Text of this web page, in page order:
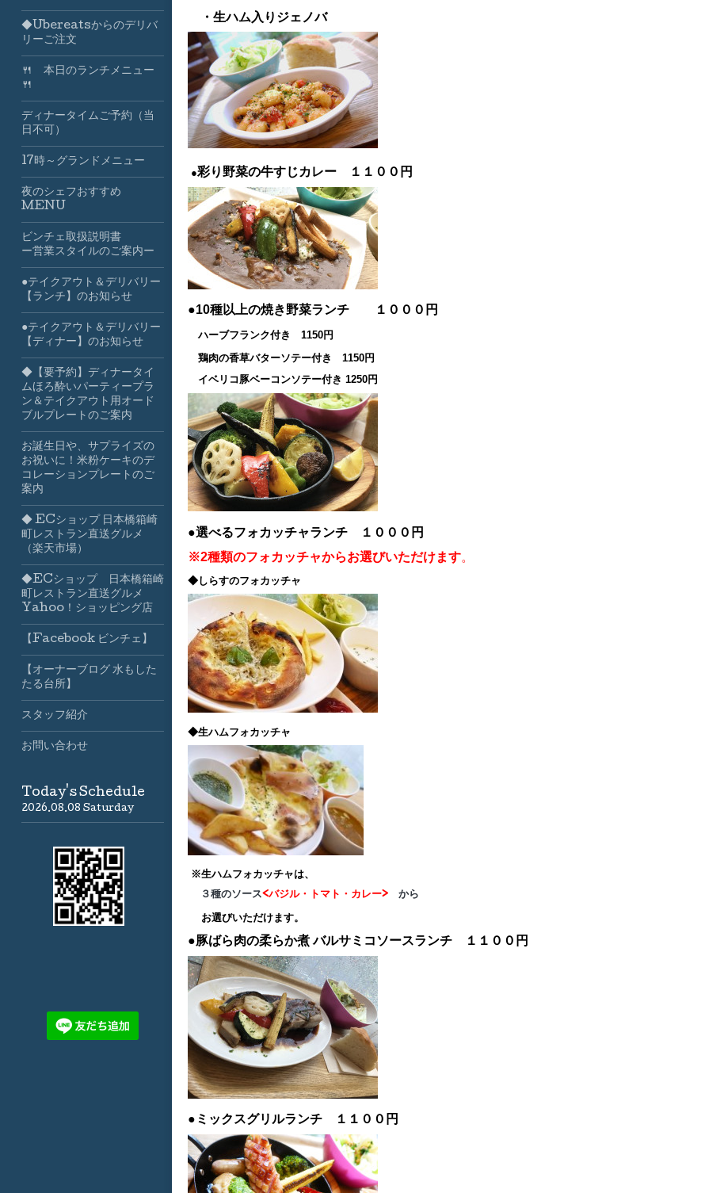
・生ハム入りジェノバ
●彩り野菜の牛すじカレー １１００円
●10種以上の焼き野菜ランチ １０００円
ハーブフランク付き 1150円
鶏肉の香草バターソテー付き 1150円
イベリコ豚ベーコンソテー付き 1250円
●選べるフォカッチャランチ １０００円
※2種類のフォカッチャからお選びいただけます。
◆しらすのフォカッチャ
◆生ハムフォカッチャ
※生ハムフォカッチャは、
３種のソース<バジル・トマト・カレー> から
お選びいただけます。
●豚ばら肉の柔らか煮バルサミコソースランチ １１００円
●ミックスグリルランチ １１００円
◆Ubereatsからのデリバ
リーご注文
🍴 本日のランチメニュー
🍴
ディナータイムご予約（当
日不可）
17時～グランドメニュー
夜のシェフおすすめ
MENU
ビンチェ取扱説明書
ー営業スタイルのご案内ー
●テイクアウト＆デリバリー
【ランチ】のお知らせ
●テイクアウト＆デリバリー
【ディナー】のお知らせ
◆【要予約】ディナータイ
ムほろ酔いパーティープラ
ン＆テイクアウト用オード
ブルプレートのご案内
お誕生日や、サプライズの
お祝いに！米粉ケーキのデ
コレーションプレートのご
案内
◆ ECショップ 日本橋箱崎
町レストラン直送グルメ
（楽天市場）
◆ECショップ 日本橋箱崎
町レストラン直送グルメ
Yahoo！ショッピング店
【Facebook ビンチェ】
【オーナーブログ 水もした
たる台所】
スタッフ紹介
お問い合わせ
Today's Schedule
2026.08.08 Saturday